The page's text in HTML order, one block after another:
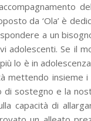
da ‘Ola’ è
a un
Se il
lo è in
mettendo insieme
sostegno e la
capacità di